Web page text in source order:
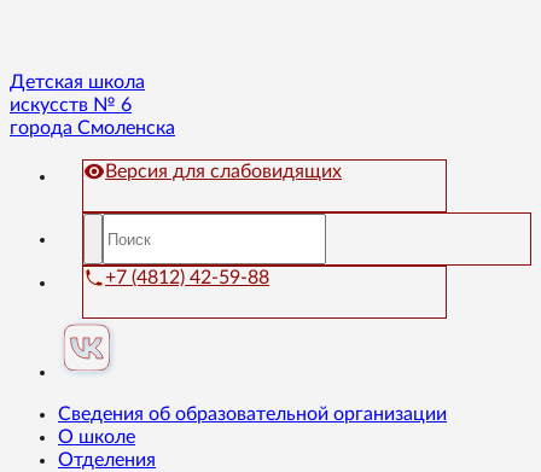
Детская школа
искусств № 6
города Смоленска
Версия для слабовидящих
+7 (4812) 42-59-88
Сведения об образовательной организации
О школе
Отделения